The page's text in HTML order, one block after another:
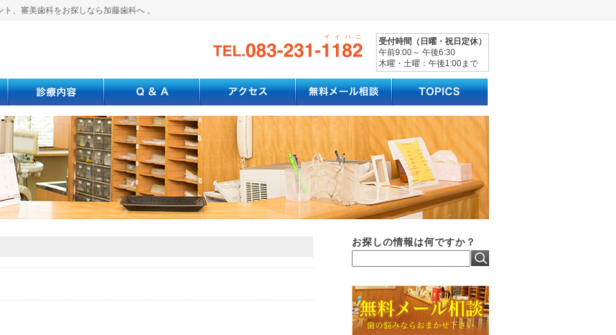
、審美歯科をお探しなら加藤歯科へ 。
受付時間（日曜・祝日定休）
午前9:00～ 午後6:30
木曜・土曜：午後1:00まで
お探しの情報は何ですか？